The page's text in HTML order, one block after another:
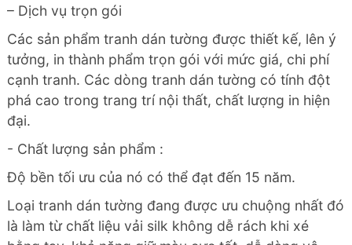
– Dịch vụ trọn gói
Các sản phẩm tranh dán tường được thiết kế, lên ý
tưởng, in thành phẩm trọn gói với mức giá, chi phí
cạnh tranh. Các dòng tranh dán tường có tính đột
phá cao trong trang trí nội thất, chất lượng in hiện
đại.
- Chất lượng sản phẩm :
Độ bền tối ưu của nó có thể đạt đến 15 năm.
Loại tranh dán tường đang được ưu chuộng nhất đó
là làm từ chất liệu vải silk không dễ rách khi xé